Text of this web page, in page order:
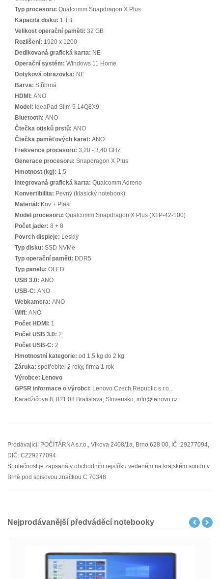
Typ procesoru: Qualcomm Snapdragon X Plus
Kapacita disku: 1 TB
Velikost operační paměti: 32 GB
Rozlišení: 1920 x 1200
Dedikovaná grafická karta: NE
Operační systém: Windows 11 Home
Dotyková obrazovka: NE
Barva: Stříbrná
HDMI: ANO
Model: IdeaPad Slim 5 14Q8X9
Bluetooth: ANO
Čtečka otisků prstů: ANO
Čtečka paměťových karet: ANO
Frekvence procesoru: 3,20 - 3,40 GHz
Generace procesoru: Snapdragon X Plus
Hmotnost (kg): 1,5
Integrovaná grafická karta: Qualcomm Adreno
Konvertibilita: Pevný (klasický notebook)
Materiál: Kov + Plast
Model procesoru: Qualcomm Snapdragon X Plus (X1P-42-100)
Počet jader: 8 + 8
Povrch displeje: Lesklý
Typ disku: SSD NVMe
Typ operační paměti: DDR5
Typ panelu: OLED
USB 3.0: ANO
USB-C: ANO
Webkamera: ANO
Wifi: ANO
Počet HDMI: 1
Počet USB 3.0: 2
Počet USB-C: 2
Hmotnostní kategorie: od 1,5 kg do 2 kg
Záruka: spotřebitel 2 roky, firma 1 rok
Výrobce: Lenovo
GPSR informace o výrobci: Lenovo Czech Republic s.r.o.,
Karadžičova 8, 821 08 Bratislava, Slovensko, info@lenovo.cz
Prodávající: POČÍTÁRNA s.r.o., Vlkova 2408/1a, Brno 628 00, IČ: 29277094,
DIČ: CZ29277094
Společnost je zapsaná v obchodním rejstříku vedeném na krajském soudu v
Brně pod spisovou značkou C 70346
Nejprodávanější předváděcí notebooky